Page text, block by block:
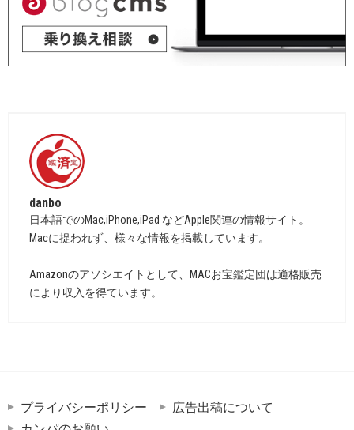
danbo
日本語でのMac,iPhone,iPad などApple関連の情報サイト。
Macに捉われず、様々な情報を掲載しています。
Amazonのアソシエイトとして、MACお宝鑑定団は適格販売
により収入を得ています。
プライバシーポリシー
広告出稿について